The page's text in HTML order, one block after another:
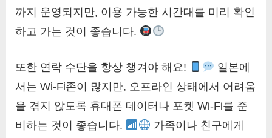
까지 운영되지만, 이용 가능한 시간대를 미리 확인
하고 가는 것이 좋습니다.
또한 연락 수단을 항상 챙겨야 해요!
일본에
서는 Wi-Fi존이 많지만, 오프라인 상태에서 어려움
을 겪지 않도록 휴대폰 데이터나 포켓 Wi-Fi를 준
비하는 것이 좋습니다.
가족이나 친구에게